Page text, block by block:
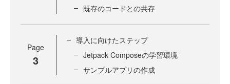
既存のコードとの共存
Page
3
導入に向けたステップ
Jetpack Composeの学習環境
サンプルアプリの作成